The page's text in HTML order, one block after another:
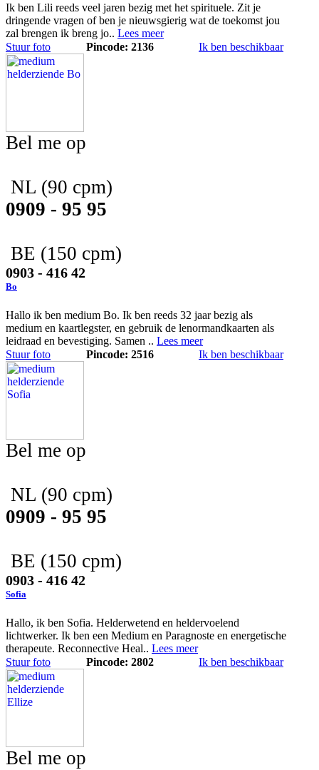
Ik ben Lili reeds veel jaren bezig met het spirituele. Zit je
dringende vragen of ben je nieuwsgierig wat de toekomst jou
zal brengen ik breng jo.. Lees meer
Stuur foto
Pincode: 2136 Ik ben beschikbaar
Bel me op
NL (90 cpm)
0909 - 95 95
BE (150 cpm)
0903 - 416 42
Bo
Hallo ik ben medium Bo. Ik ben reeds 32 jaar bezig als
medium en kaartlegster, en gebruik de lenormandkaarten als
leidraad en bevestiging. Samen .. Lees meer
Stuur foto
Pincode: 2516 Ik ben beschikbaar
Bel me op
NL (90 cpm)
0909 - 95 95
BE (150 cpm)
0903 - 416 42
Sofia
Hallo, ik ben Sofia. Helderwetend en heldervoelend
lichtwerker. Ik ben een Medium en Paragnoste en energetische
therapeute. Reconnective Heal.. Lees meer
Stuur foto
Pincode: 2802 Ik ben beschikbaar
Bel me op